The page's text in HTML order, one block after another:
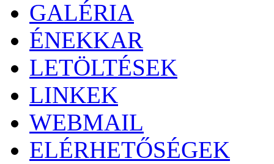
GALÉRIA
ÉNEKKAR
LETÖLTÉSEK
LINKEK
WEBMAIL
ELÉRHETŐSÉGEK